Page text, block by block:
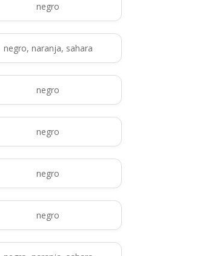
negro
negro, naranja, sahara
negro
negro
negro
negro